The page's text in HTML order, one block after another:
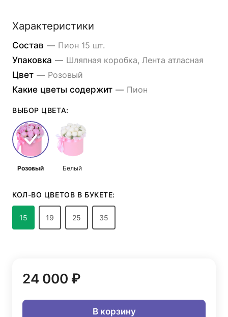
Характеристики
Состав — Пион 15 шт.
Упаковка — Шляпная коробка, Лента атласная
Цвет — Розовый
Какие цветы содержит — Пион
ВЫБОР ЦВЕТА:
Розовый Белый
КОЛ-ВО ЦВЕТОВ В БУКЕТЕ:
15 19 25 35
24 000 ₽
В корзину